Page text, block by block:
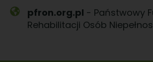
pfron.org.pl - Państwowy
Rehabilitacji Osób